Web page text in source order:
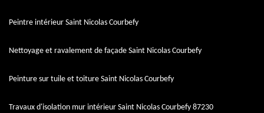
Peintre intérieur Saint Nicolas Courbefy
Nettoyage et ravalement de façade Saint Nicolas Courbefy
Peinture sur tuile et toiture Saint Nicolas Courbefy
Travaux d'isolation mur intérieur Saint Nicolas Courbefy 87230